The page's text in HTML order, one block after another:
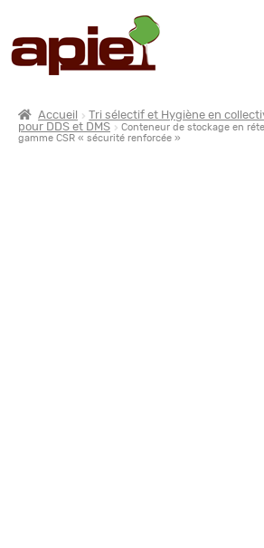
Accueil Tri sélectif et Hygiène en
pour DDS et DMS
Conteneur de stockage en
gamme CSR « sécurité renforcée »